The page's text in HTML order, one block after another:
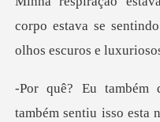
rpo estava se
o
m sentiu isso esta